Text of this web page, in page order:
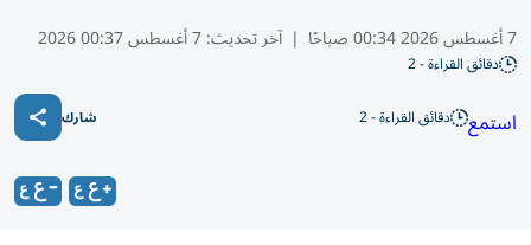
7 أغسطس 2026 00:34 صباحًا | آخر تحديث:7 أغسطس 00:37 2026
دقائق القراءة - 2
استمع دقائق القراءة - 2 شارك